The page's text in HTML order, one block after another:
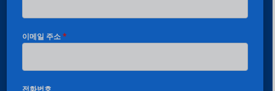
이메일 주소*
전화번호